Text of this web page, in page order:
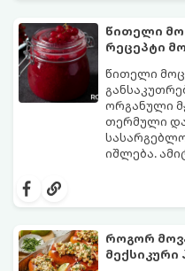
პორცია
წითელი
რეცეპტი
წითელი
ორგანული
თერმული
იშლება.
ბუნებრივ,
როგორ